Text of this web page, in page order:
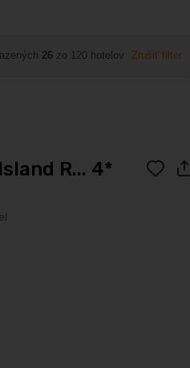
26 zo 120 hotelov Zrušiť filter
R... 4*